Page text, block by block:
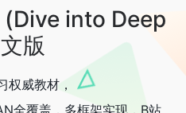
(Dive into Deep
版
权威教材，
全覆盖，多框架实现，B站